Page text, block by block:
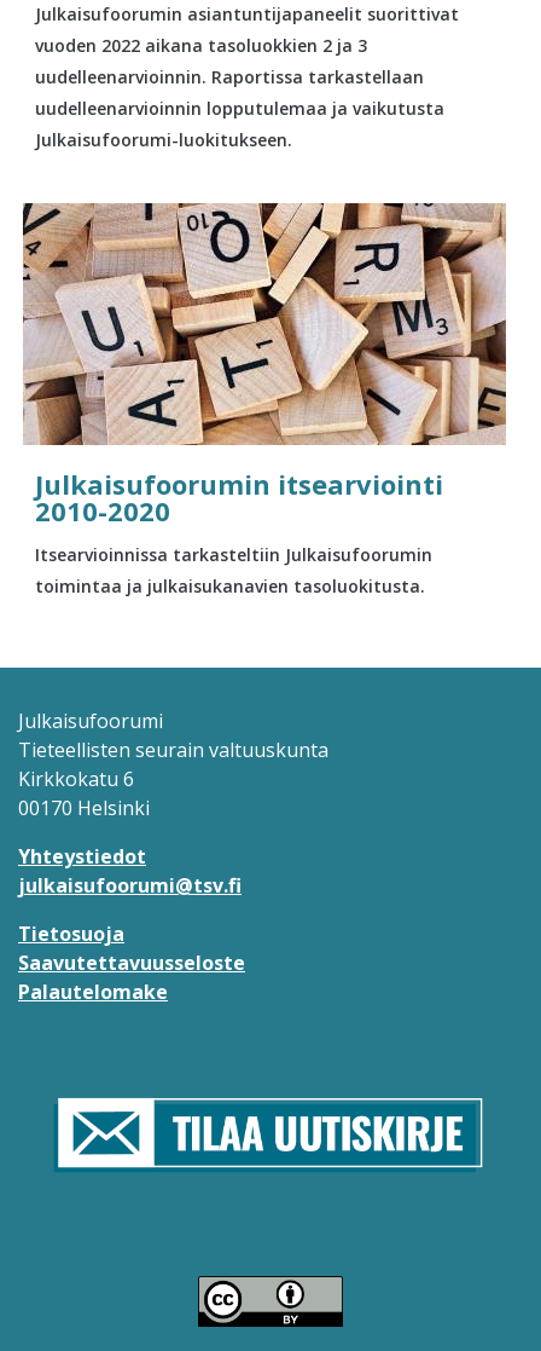
Julkaisufoorumin asiantuntijapaneelit suorittivat
vuoden 2022 aikana tasoluokkien 2 ja 3
uudelleenarvioinnin. Raportissa tarkastellaan
uudelleenarvioinnin lopputulemaa ja vaikutusta
Julkaisufoorumi-luokitukseen.
Julkaisufoorumin itsearviointi
2010-2020
Itsearvioinnissa tarkasteltiin Julkaisufoorumin
toimintaa ja julkaisukanavien tasoluokitusta.
Julkaisufoorumi
Tieteellisten seurain valtuuskunta
Kirkkokatu 6
00170 Helsinki
Yhteystiedot
julkaisufoorumi@tsv.fi
Tietosuoja
Saavutettavuusseloste
Palautelomake